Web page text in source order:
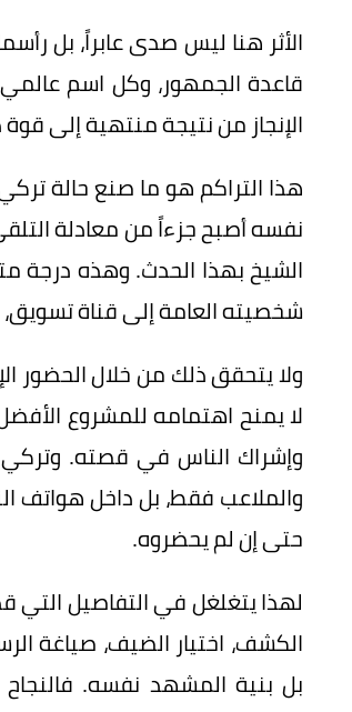
الأثر هنا ليس صدى عابراً، بل
قاعدة الجمهور، وكل اسم
الإنجاز من نتيجة منتهية إلى
هذا التراكم هو ما صنع حالة
نفسه أصبح جزءاً من معادلة
الشيخ بهذا الحدث. وهذه درجة
شخصيته العامة إلى قناة
ولا يتحقق ذلك من خلال الحضور
لا يمنح اهتمامه للمشروع
وإشراك الناس في قصته. وتركي
والملاعب فقط، بل داخل هواتف
حتى إن لم يحضروه.
لهذا يتغلغل في التفاصيل التي
الكشف، اختيار الضيف، صياغة
بل بنية المشهد نفسه.